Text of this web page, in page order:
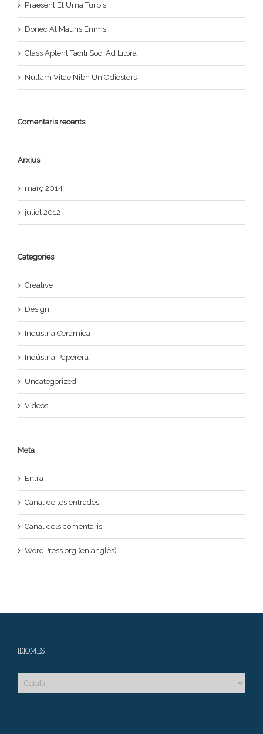
Praesent Et Urna Turpis
Donec At Mauris Enims
Class Aptent Taciti Soci Ad Litora
Nullam Vitae Nibh Un Odiosters
Comentaris recents
Arxius
març 2014
juliol 2012
Categories
Creative
Design
Industria Ceràmica
Indústria Paperera
Uncategorized
Videos
Meta
Entra
Canal de les entrades
Canal dels comentaris
WordPress.org (en anglès)
IDIOMES